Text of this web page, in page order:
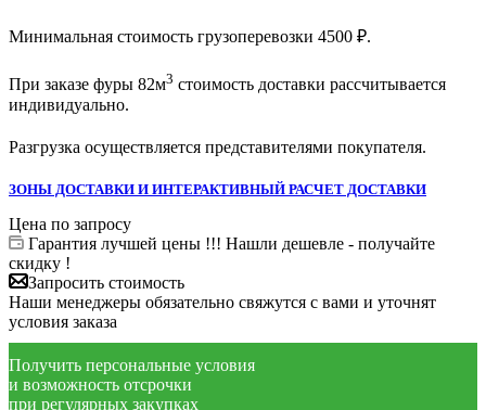
Минимальная стоимость грузоперевозки 4500 ₽.
При заказе фуры 82м3 стоимость доставки рассчитывается
индивидуально.
Разгрузка осуществляется представителями покупателя.
ЗОНЫ ДОСТАВКИ И ИНТЕРАКТИВНЫЙ РАСЧЕТ ДОСТАВКИ
Цена по запросу
Гарантия лучшей цены !!! Нашли дешевле - получайте
скидку !
Запросить стоимость
Наши менеджеры обязательно свяжутся с вами и уточнят
условия заказа
Получить персональные условия
и возможность отсрочки
при регулярных закупках